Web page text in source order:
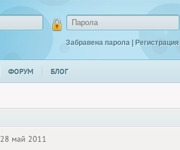
Забравена парола | Регистрация
ФОРУМ БЛОГ
28 май 2011